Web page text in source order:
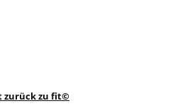
zurück zu fit©